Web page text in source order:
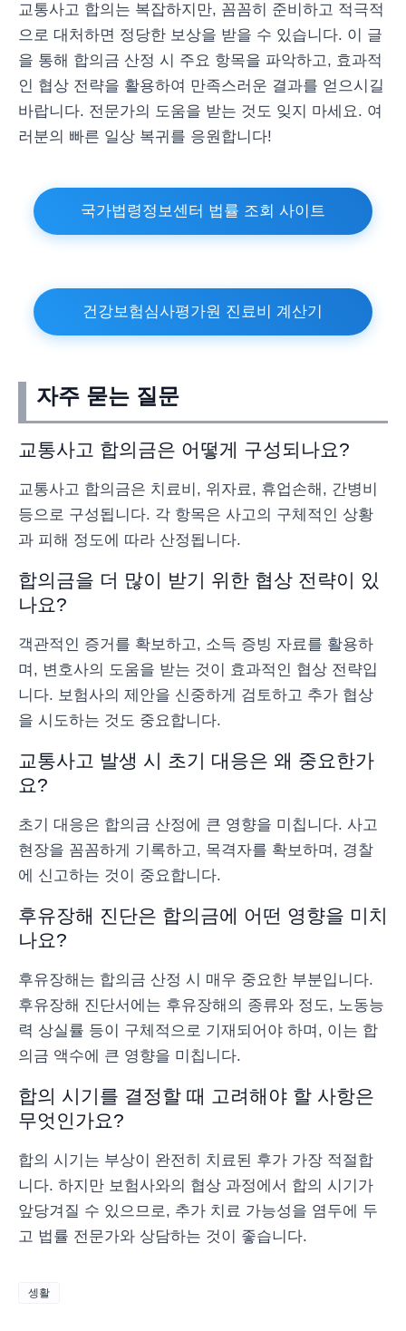
교통사고 합의는 복잡하지만, 꼼꼼히 준비하고 적극적
으로 대처하면 정당한 보상을 받을 수 있습니다. 이 글
을 통해 합의금 산정 시 주요 항목을 파악하고, 효과적
인 협상 전략을 활용하여 만족스러운 결과를 얻으시길
바랍니다. 전문가의 도움을 받는 것도 잊지 마세요. 여
러분의 빠른 일상 복귀를 응원합니다!
국가법령정보센터 법률 조회 사이트
건강보험심사평가원 진료비 계산기
자주 묻는 질문
교통사고 합의금은 어떻게 구성되나요?
교통사고 합의금은 치료비, 위자료, 휴업손해, 간병비
등으로 구성됩니다. 각 항목은 사고의 구체적인 상황
과 피해 정도에 따라 산정됩니다.
합의금을 더 많이 받기 위한 협상 전략이 있
나요?
객관적인 증거를 확보하고, 소득 증빙 자료를 활용하
며, 변호사의 도움을 받는 것이 효과적인 협상 전략입
니다. 보험사의 제안을 신중하게 검토하고 추가 협상
을 시도하는 것도 중요합니다.
교통사고 발생 시 초기 대응은 왜 중요한가
요?
초기 대응은 합의금 산정에 큰 영향을 미칩니다. 사고
현장을 꼼꼼하게 기록하고, 목격자를 확보하며, 경찰
에 신고하는 것이 중요합니다.
후유장해 진단은 합의금에 어떤 영향을 미치
나요?
후유장해는 합의금 산정 시 매우 중요한 부분입니다.
후유장해 진단서에는 후유장해의 종류와 정도, 노동능
력 상실률 등이 구체적으로 기재되어야 하며, 이는 합
의금 액수에 큰 영향을 미칩니다.
합의 시기를 결정할 때 고려해야 할 사항은
무엇인가요?
합의 시기는 부상이 완전히 치료된 후가 가장 적절합
니다. 하지만 보험사와의 협상 과정에서 합의 시기가
앞당겨질 수 있으므로, 추가 치료 가능성을 염두에 두
고 법률 전문가와 상담하는 것이 좋습니다.
셍활